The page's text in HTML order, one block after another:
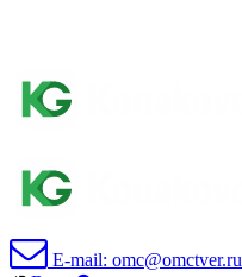
E-mail: omc@omctver.ru